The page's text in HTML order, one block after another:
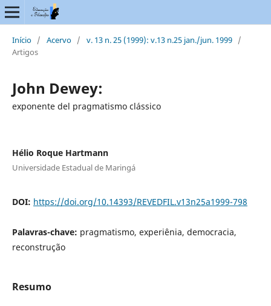
Início / Acervo / v. 13 n. 25 (1999): v.13 n.25 jan./jun. 1999 /
Artigos
John Dewey:
exponente del pragmatismo clássico
Hélio Roque Hartmann
Universidade Estadual de Maringá
DOI: https://doi.org/10.14393/REVEDFIL.v13n25a1999-798
Palavras-chave: pragmatismo, experiênia, democracia,
reconstrução
Resumo